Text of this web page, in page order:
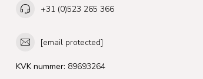
+31 (0)523 265 366
[email protected]
KVK nummer: 89693264